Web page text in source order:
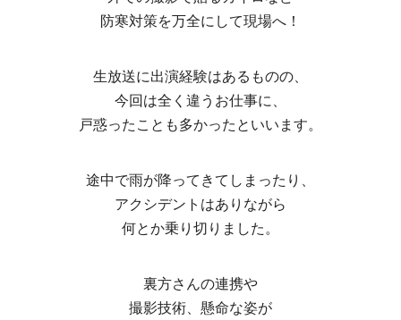
防寒対策を万全にして現場へ！
生放送に出演経験はあるものの、
今回は全く違うお仕事に、
戸惑ったことも多かったといいます。
途中で雨が降ってきてしまったり、
アクシデントはありながら
何とか乗り切りました。
裏方さんの連携や
撮影技術、懸命な姿が